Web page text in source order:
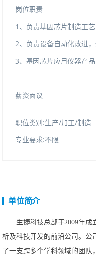
岗位职责
1、负责基因芯片制造工
2、负责设备自动化改进
3、基因芯片应用仪器产
薪资面议
职位类别:生产/加工/制造
专业要求:不限
单位简介
生捷科技总部于2009年成
析及科技开发的前沿公司。公
了一支跨多个学科领域的团